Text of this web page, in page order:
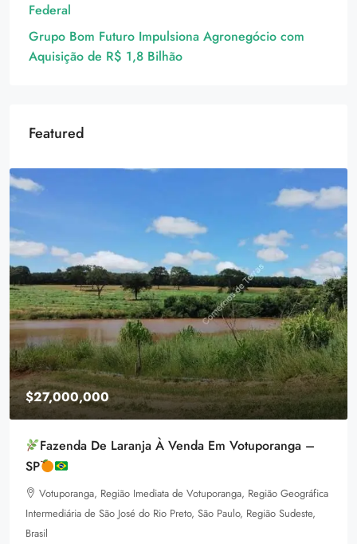
Federal
Grupo Bom Futuro Impulsiona Agronegócio com
Aquisição de R$ 1,8 Bilhão
Featured
$27,000,000
Fazenda De Laranja À Venda Em Votuporanga –
SP
Votuporanga, Região Imediata de Votuporanga, Região Geográfica
Intermediária de São José do Rio Preto, São Paulo, Região Sudeste,
Brasil